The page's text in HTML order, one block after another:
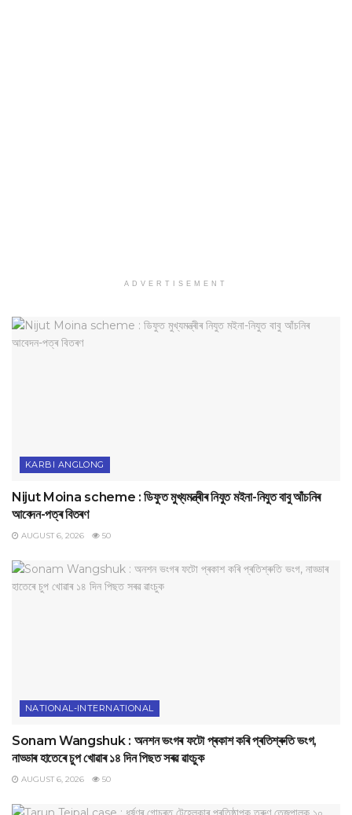
ADVERTISEMENT
KARBI ANGLONG
Nijut Moina scheme : ডিফুত মুখ্যমন্ত্ৰীৰ নিযুত মইনা-নিযুত বাবু আঁচনিৰ
আবেদন-পত্ৰ বিতৰণ
AUGUST 6, 2026 50
NATIONAL-INTERNATIONAL
Sonam Wangshuk : অনশন ভংগৰ ফটো প্ৰকাশ কৰি প্ৰতিশ্ৰুতি ভংগ,
নাড্ডাৰ হাতেৰে চুপ খোৱাৰ ১৪ দিন পিছত সৰৱ ৱাংচুক
AUGUST 6, 2026 50